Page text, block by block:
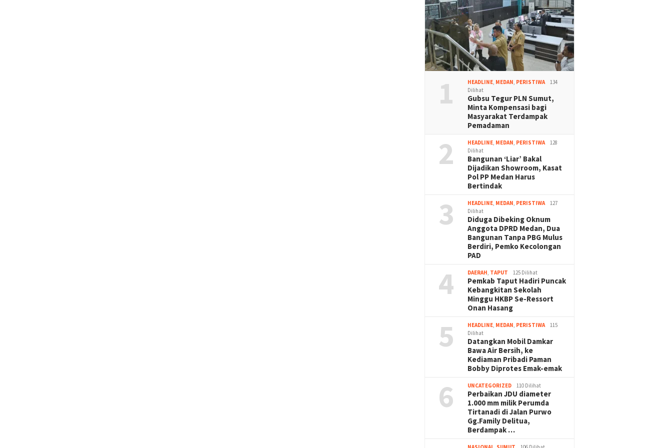
1 HEADLINE, MEDAN, PERISTIWA
134
Dilihat
Gubsu Tegur PLN Sumut,
Minta Kompensasi bagi
Masyarakat Terdampak
Pemadaman
2 HEADLINE, MEDAN, PERISTIWA
128
Dilihat
Bangunan ‘Liar’ Bakal
Dijadikan Showroom, Kasat
Pol PP Medan Harus
Bertindak
3 HEADLINE, MEDAN, PERISTIWA
127
Dilihat
Diduga Dibeking Oknum
Anggota DPRD Medan, Dua
Bangunan Tanpa PBG Mulus
Berdiri, Pemko Kecolongan
PAD
4 DAERAH, TAPUT 125 Dilihat
Pemkab Taput Hadiri Puncak
Kebangkitan Sekolah
Minggu HKBP Se-Ressort
Onan Hasang
5 HEADLINE, MEDAN, PERISTIWA
115
Dilihat
Datangkan Mobil Damkar
Bawa Air Bersih, ke
Kediaman Pribadi Paman
Bobby Diprotes Emak-emak
6 UNCATEGORIZED 110 Dilihat
Perbaikan JDU diameter
1.000 mm milik Perumda
Tirtanadi di Jalan Purwo
Gg.Family Delitua,
Berdampak …